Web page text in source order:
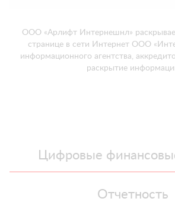
ООО «Арлифт Интернешнл»
странице в сети Интернет ООО
информационного агентства,
раскрытие
Цифровые
Отчетность